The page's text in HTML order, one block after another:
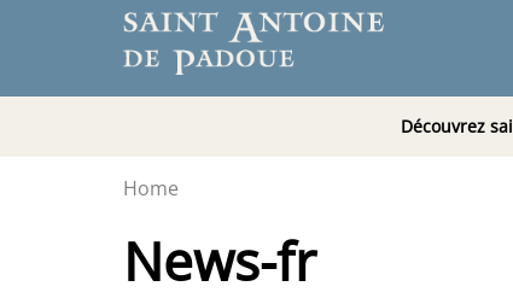
Découvrez
Home
News-fr